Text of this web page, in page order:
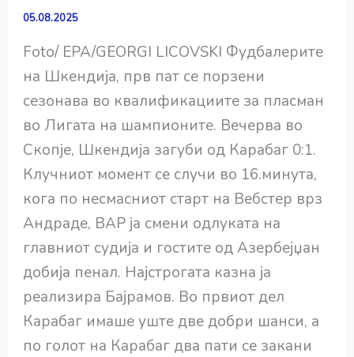
05.08.2025
Foto/ EPA/GEORGI LICOVSKI Фудбалерите
на Шкендија, прв пат се порзени
сезонава во квалификациите за пласман
во Лигата на шампионите. Вечерва во
Скопје, Шкендија загуби од Карабаг 0:1.
Клучниот момент се случи во 16.минута,
кога по несмасниот старт на Вебстер врз
Андраде, ВАР ја смени одлуката на
главниот судија и гостите од Азербејџан
добија пенал. Најстрогата казна ја
реализира Бајрамов. Во првиот дел
Карабаг имаше уште две добри шанси, а
по голот на Карабаг два пати се закани